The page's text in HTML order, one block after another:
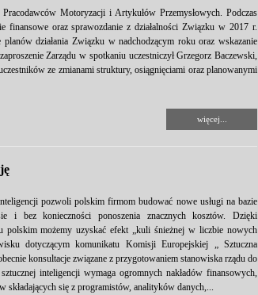
Motoryzacji i Artykułów Przemysłowych. Podczas
finansowe oraz sprawozdanie z działalności Związku w 2017 r.
działania Związku w nadchodzącym roku oraz wskazanie
Zarządu w spotkaniu uczestniczył Grzegorz Baczewski,
ze zmianami struktury, osiągnięciami oraz planowanymi
więcej...
pozwoli polskim firmom budować nowe usługi na bazie
i bez konieczności ponoszenia znacznych kosztów. Dzięki
polskim możemy uzyskać efekt „kuli śnieżnej w liczbie nowych
dotyczącym komunikatu Komisji Europejskiej „ Sztuczna
konsultacje związane z przygotowaniem stanowiska rządu do
inteligencji wymaga ogromnych nakładów finansowych,
się z programistów, analityków danych,...